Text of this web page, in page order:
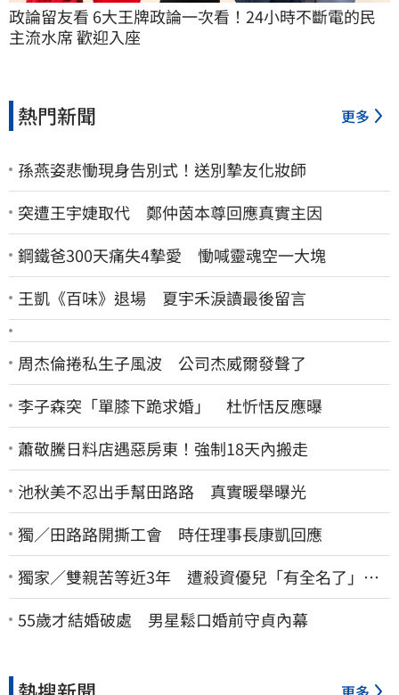
政論留友看 6大王牌政論一次看！24小時不斷電的民
主流水席 歡迎入座
熱門新聞 更多
孫燕姿悲慟現身告別式！送別摯友化妝師
突遭王宇婕取代 鄭仲茵本尊回應真實主因
鋼鐵爸300天痛失4摯愛 慟喊靈魂空一大塊
王凱《百味》退場 夏宇禾淚讀最後留言
周杰倫捲私生子風波 公司杰威爾發聲了
李子森突「單膝下跪求婚」 杜忻恬反應曝
蕭敬騰日料店遇惡房東！強制18天內搬走
池秋美不忍出手幫田路路 真實暖舉曝光
獨／田路路開撕工會 時任理事長康凱回應
獨家／雙親苦等近3年 遭殺資優兒「有全名了」！
乾妹稱賠償恐毀她未來
55歲才結婚破處 男星鬆口婚前守貞內幕